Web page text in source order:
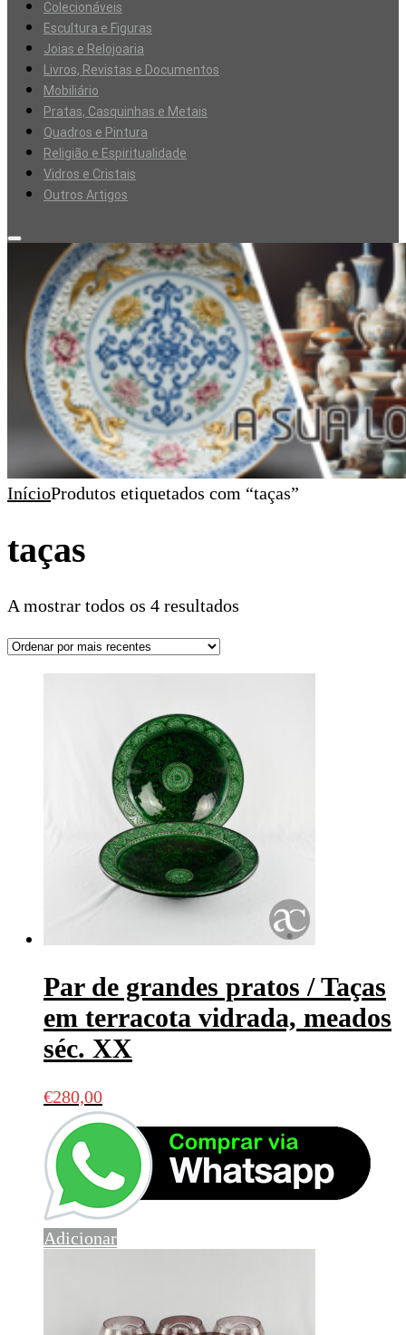
Colecionáveis
Escultura e Figuras
Joias e Relojoaria
Livros, Revistas e Documentos
Mobiliário
Pratas, Casquinhas e Metais
Quadros e Pintura
Religião e Espiritualidade
Vidros e Cristais
Outros Artigos
InícioProdutos etiquetados com “taças”
taças
A mostrar todos os 4 resultados
Par de grandes pratos / Taças
em terracota vidrada, meados
séc. XX
€280,00
Adicionar